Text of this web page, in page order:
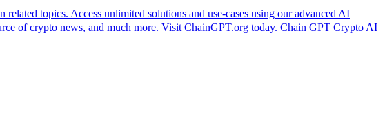
topics. Access unlimited solutions and use-cases using our advanced AI
of crypto news, and much more. Visit ChainGPT.org today. Chain GPT Crypto AI